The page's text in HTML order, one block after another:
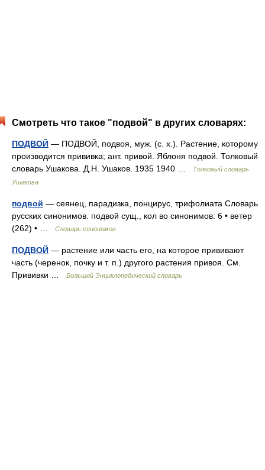
Смотреть что такое "подвой" в других словарях:
ПОДВОЙ — ПОДВОЙ, подвоя, муж. (с. х.). Растение, которому
производится прививка; ант. привой. Яблоня подвой. Толковый
словарь Ушакова. Д.Н. Ушаков. 1935 1940 …
Толковый словарь
Ушакова
подвой — сеянец, парадизка, понцирус, трифолиата Словарь
русских синонимов. подвой сущ., кол во синонимов: 6 • ветер
(262) • …
Словарь синонимов
ПОДВОЙ — растение или часть его, на которое прививают
часть (черенок, почку и т. п.) другого растения привоя. См.
Прививки …
Большой Энциклопедический словарь